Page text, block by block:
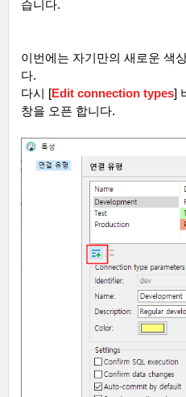
습니다.
이번에는 자기만의 새로운 색
다.
다시 [Edit connection types]
창을 오픈 합니다.